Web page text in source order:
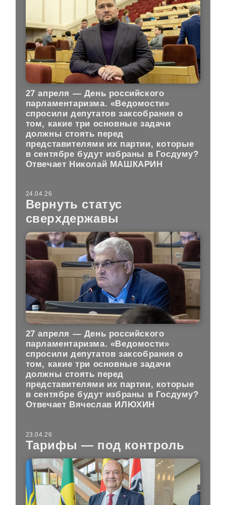
27 апреля — День российского
парламентаризма. «Ведомости»
спросили депутатов заксобрания о
том, какие три основные задачи
должны стоять перед
представителями их партии, которые
в сентябре будут избраны в Госдуму?
Отвечает Николай МАШКАРИН
24.04.26
Вернуть статус
сверхдержавы
27 апреля — День российского
парламентаризма. «Ведомости»
спросили депутатов заксобрания о
том, какие три основные задачи
должны стоять перед
представителями их партии, которые
в сентябре будут избраны в Госдуму?
Отвечает Вячеслав ИЛЮХИН
23.04.26
Тарифы — под контроль